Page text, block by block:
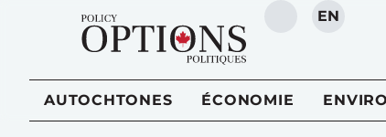
RECHERCHE
EN
AUTOCHTONES ÉCONOMIE